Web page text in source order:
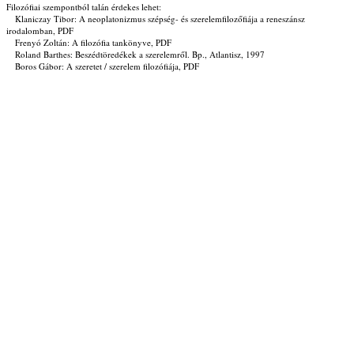
Filozófiai szempontból talán érdekes lehet:
Klaniczay Tibor: A neoplatonizmus szépség- és szerelemfilozőfiája a reneszánsz
irodalomban, PDF
Frenyó Zoltán: A filozófia tankönyve, PDF
Roland Barthes: Beszédtöredékek a szerelemről. Bp., Atlantisz, 1997
Boros Gábor: A szeretet / szerelem filozófiája, PDF